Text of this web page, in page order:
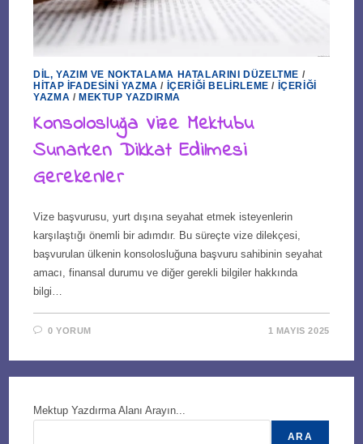
DIL, YAZIM VE NOKTALAMA HATALARINI DÜZELTME /
HITAP İFADESINI YAZMA / İÇERIĞI BELIRLEME / İÇERIĞI
YAZMA / MEKTUP YAZDIRMA
Konsolosluğa Vize Mektubu
Sunarken Dikkat Edilmesi
Gerekenler
Vize başvurusu, yurt dışına seyahat etmek isteyenlerin
karşılaştığı önemli bir adımdır. Bu süreçte vize dilekçesi,
başvurulan ülkenin konsolosluğuna başvuru sahibinin seyahat
amacı, finansal durumu ve diğer gerekli bilgiler hakkında
bilgi…
0 YORUM 1 MAYIS 2025
Mektup Yazdırma Alanı Arayın...
ARA